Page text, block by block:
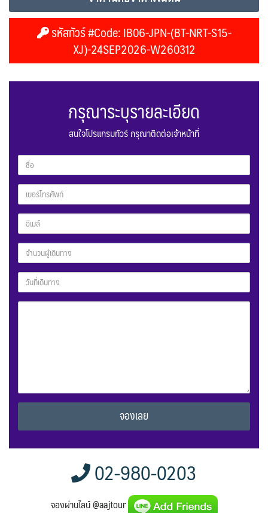
รหัสทัวร์ #Code: IB06-JPN-(BT-NRT-S15-
XJ)-24SEP2026-W260312
กรุณาระบุรายละเอียด
สนใจโปรแกรมทัวร์ กรุณาติดต่อเจ้าหน้าที่
Alternative:
02-980-0203
จองผ่านไลน์ @aajtour